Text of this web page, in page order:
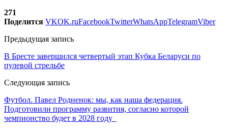
271
Поделится VKOK.ruFacebookTwitterWhatsAppTelegramViber
Предыдущая запись
В Бресте завершился четвертый этап Кубка Беларуси по
пулевой стрельбе
Следующая запись
Футбол. Павел Родненок: мы, как наша федерация.
Подготовили программу развития, согласно которой
чемпионство будет в 2028 году